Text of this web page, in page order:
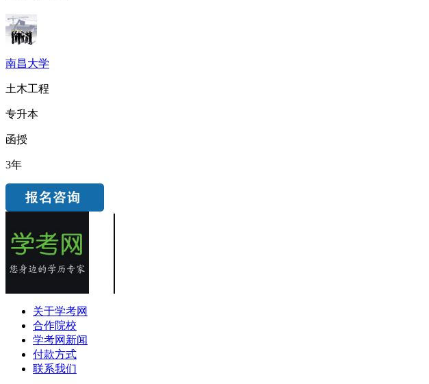
南昌大学
土木工程
专升本
函授
3年
关于学考网
合作院校
学考网新闻
付款方式
联系我们